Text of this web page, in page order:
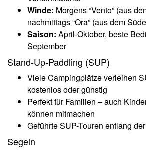
Winde: Morgens “Vento” (aus
nachmittags “Ora” (aus dem
Saison: April-Oktober, beste
September
Stand-Up-Paddling (SUP)
Viele Campingplätze verleihen
kostenlos oder günstig
Perfekt für Familien – auch
können mitmachen
Geführte SUP-Touren entlang
Segeln